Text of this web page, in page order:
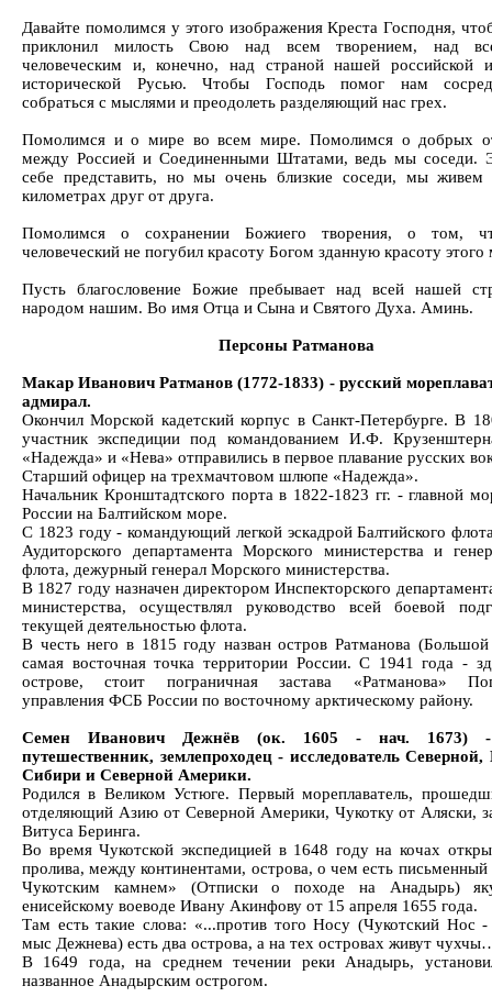
Давайте помолимся у этого изображения Креста Господня,
приклонил милость Свою над всем творением, над
человеческим и, конечно, над страной нашей российской
исторической Русью. Чтобы Господь помог нам
собраться с мыслями и преодолеть разделяющий нас грех.
Помолимся и о мире во всем мире. Помолимся о добрых
между Россией и Соединенными Штатами, ведь мы соседи.
себе представить, но мы очень близкие соседи, мы живем
километрах друг от друга.
Помолимся о сохранении Божиего творения, о том,
человеческий не погубил красоту Богом зданную красоту этого
Пусть благословение Божие пребывает над всей нашей
народом нашим. Во имя Отца и Сына и Святого Духа. Аминь.
Персоны Ратманова
Макар Иванович Ратманов (1772-1833) - русский
адмирал.
Окончил Морской кадетский корпус в Санкт-Петербурге. В
участник экспедиции под командованием И.Ф.
«Надежда» и «Нева» отправились в первое плавание русских
Старший офицер на трехмачтовом шлюпе «Надежда».
Начальник Кронштадтского порта в 1822-1823 гг. - главной
России на Балтийском море.
С 1823 году - командующий легкой эскадрой Балтийского
Аудиторского департамента Морского министерства и
флота, дежурный генерал Морского министерства.
В 1827 году назначен директором Инспекторского
министерства, осуществлял руководство всей боевой
текущей деятельностью флота.
В честь него в 1815 году назван остров Ратманова
самая восточная точка территории России. С 1941 года -
острове, стоит пограничная застава «Ратманова»
управления ФСБ России по восточному арктическому району.
Семен Иванович Дежнёв (ок. 1605 - нач. 1673) -
путешественник, землепроходец - исследователь Северной,
Сибири и Северной Америки.
Родился в Великом Устюге. Первый мореплаватель,
отделяющий Азию от Северной Америки, Чукотку от Аляски,
Витуса Беринга.
Во время Чукотской экспедицией в 1648 году на кочах
пролива, между континентами, острова, о чем есть письменный
Чукотским камнем» (Отписки о походе на Анадырь)
енисейскому воеводе Ивану Акинфову от 15 апреля 1655 года.
Там есть такие слова: «...против того Носу (Чукотский Нос
мыс Дежнева) есть два острова, а на тех островах живут
В 1649 года, на среднем течении реки Анадырь,
названное Анадырским острогом.